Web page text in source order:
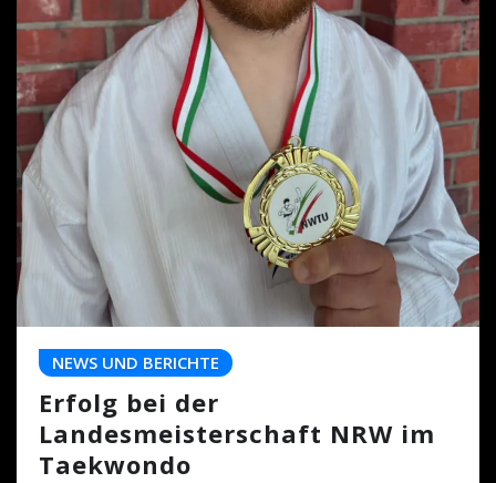
NEWS UND BERICHTE
Erfolg bei der
Landesmeisterschaft NRW im
Taekwondo